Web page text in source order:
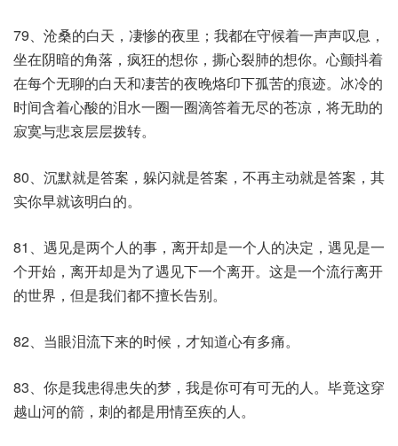
79、沧桑的白天，凄惨的夜里；我都在守候着一声声叹息，
坐在阴暗的角落，疯狂的想你，撕心裂肺的想你。心颤抖着
在每个无聊的白天和凄苦的夜晚烙印下孤苦的痕迹。冰冷的
时间含着心酸的泪水一圈一圈滴答着无尽的苍凉，将无助的
寂寞与悲哀层层拨转。
80、沉默就是答案，躲闪就是答案，不再主动就是答案，其
实你早就该明白的。
81、遇见是两个人的事，离开却是一个人的决定，遇见是一
个开始，离开却是为了遇见下一个离开。这是一个流行离开
的世界，但是我们都不擅长告别。
82、当眼泪流下来的时候，才知道心有多痛。
83、你是我患得患失的梦，我是你可有可无的人。毕竟这穿
越山河的箭，刺的都是用情至疾的人。